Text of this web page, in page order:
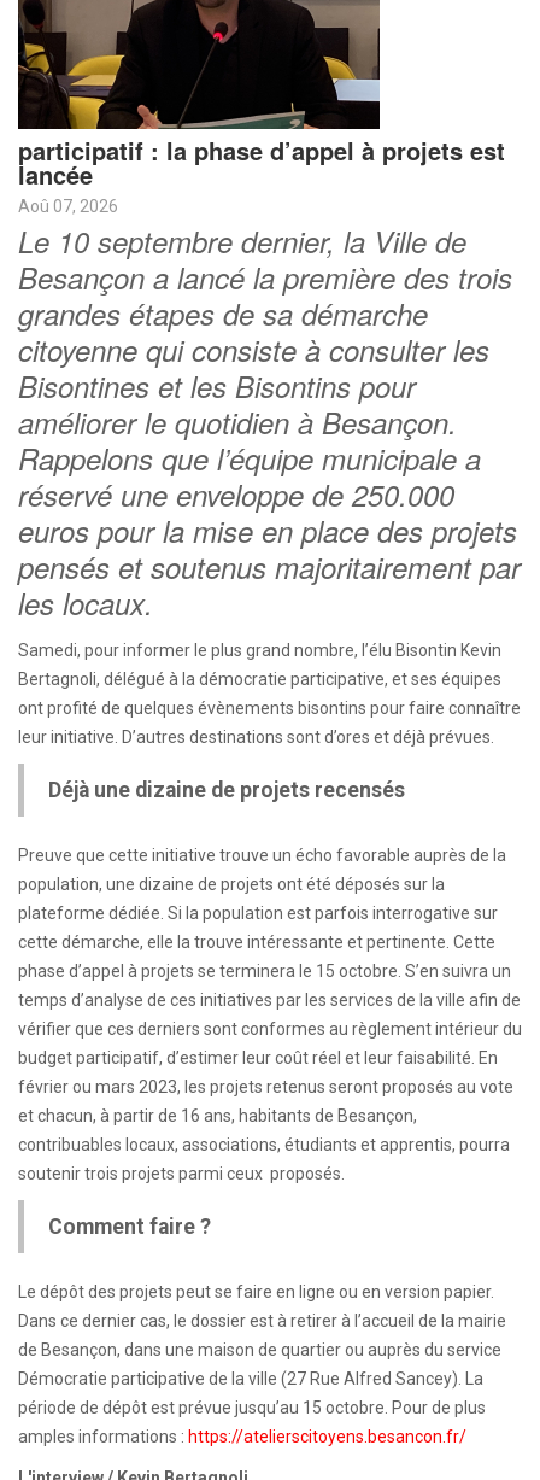
participatif : la phase d’appel à projets est
lancée
Aoû 07, 2026
Le 10 septembre dernier, la Ville de
Besançon a lancé la première des trois
grandes étapes de sa démarche
citoyenne qui consiste à consulter les
Bisontines et les Bisontins pour
améliorer le quotidien à Besançon.
Rappelons que l’équipe municipale a
réservé une enveloppe de 250.000
euros pour la mise en place des projets
pensés et soutenus majoritairement par
les locaux.
Samedi, pour informer le plus grand nombre, l’élu Bisontin Kevin
Bertagnoli, délégué à la démocratie participative, et ses équipes
ont profité de quelques évènements bisontins pour faire connaître
leur initiative. D’autres destinations sont d’ores et déjà prévues.
Déjà une dizaine de projets recensés
Preuve que cette initiative trouve un écho favorable auprès de la
population, une dizaine de projets ont été déposés sur la
plateforme dédiée. Si la population est parfois interrogative sur
cette démarche, elle la trouve intéressante et pertinente. Cette
phase d’appel à projets se terminera le 15 octobre. S’en suivra un
temps d’analyse de ces initiatives par les services de la ville afin de
vérifier que ces derniers sont conformes au règlement intérieur du
budget participatif, d’estimer leur coût réel et leur faisabilité. En
février ou mars 2023, les projets retenus seront proposés au vote
et chacun, à partir de 16 ans, habitants de Besançon,
contribuables locaux, associations, étudiants et apprentis, pourra
soutenir trois projets parmi ceux proposés.
Comment faire ?
Le dépôt des projets peut se faire en ligne ou en version papier.
Dans ce dernier cas, le dossier est à retirer à l’accueil de la mairie
de Besançon, dans une maison de quartier ou auprès du service
Démocratie participative de la ville (27 Rue Alfred Sancey). La
période de dépôt est prévue jusqu’au 15 octobre. Pour de plus
amples informations : https://atelierscitoyens.besancon.fr/